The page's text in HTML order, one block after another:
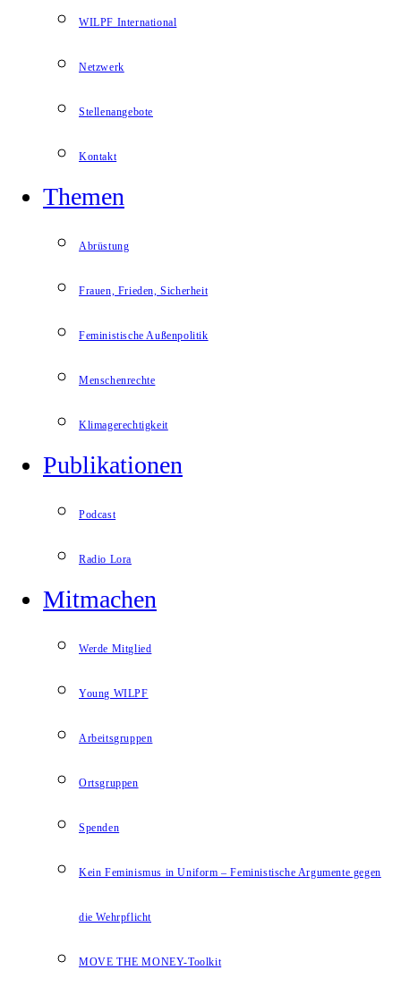
WILPF International
Netzwerk
Stellenangebote
Kontakt
Themen
Abrüstung
Frauen, Frieden, Sicherheit
Feministische Außenpolitik
Menschenrechte
Klimagerechtigkeit
Publikationen
Podcast
Radio Lora
Mitmachen
Werde Mitglied
Young WILPF
Arbeitsgruppen
Ortsgruppen
Spenden
Kein Feminismus in Uniform – Feministische Argumente gegen
die Wehrpflicht
MOVE THE MONEY-Toolkit